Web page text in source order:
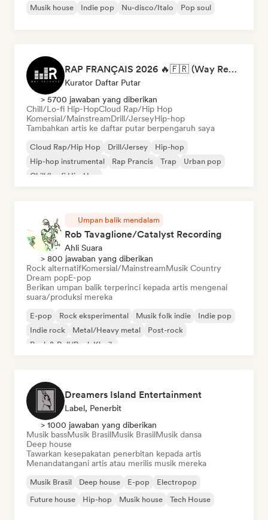
Musik house Indie pop Nu-disco/Italo Pop soul
RAP FRANÇAIS 2026 🔥🇫🇷 (Way Records)
Kurator Daftar Putar
> 5700 jawaban yang diberikan
Chill/Lo-fi Hip-HopCloud Rap/Hip Hop
Komersial/MainstreamDrill/JerseyHip-hop
Tambahkan artis ke daftar putar berpengaruh saya
Cloud Rap/Hip Hop Drill/Jersey
Hip-hop
Hip-hop instrumental
Rap Prancis Trap
Urban pop
Chill/Lo-fi Hip-Hop
Umpan balik mendalam
Rob Tavaglione/Catalyst Recording
Ahli Suara
> 800 jawaban yang diberikan
Rock alternatifKomersial/MainstreamMusik Country
Dream popE-pop
Berikan umpan balik terperinci kepada artis mengenai
suara/produksi mereka
E-pop Rock eksperimental Musik folk indie
Indie pop
Indie rock
Metal/Heavy metal
Post-rock
Rock & Roll/Rock Klasik
Dreamers Island Entertainment
Label, Penerbit
> 1000 jawaban yang diberikan
Musik bassMusik BrasilMusik BrasilMusik dansa
Deep house
Tawarkan kesepakatan penerbitan kepada artis
Menandatangani artis atau merilis musik mereka
Musik Brasil Deep house E-pop
Electropop
Future house
Hip-hop Musik house Tech House